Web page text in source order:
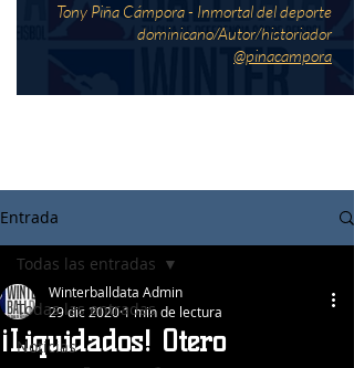
Tony Piña Cámpora - Inmortal del deporte
dominicano/Autor/historiador
@pinacampora
Entrada
Todas las entradas
Noticias
Todas las entradas
¡Liquidados! Otero
Winterballdata Admin
29 dic 20201 min de lectura